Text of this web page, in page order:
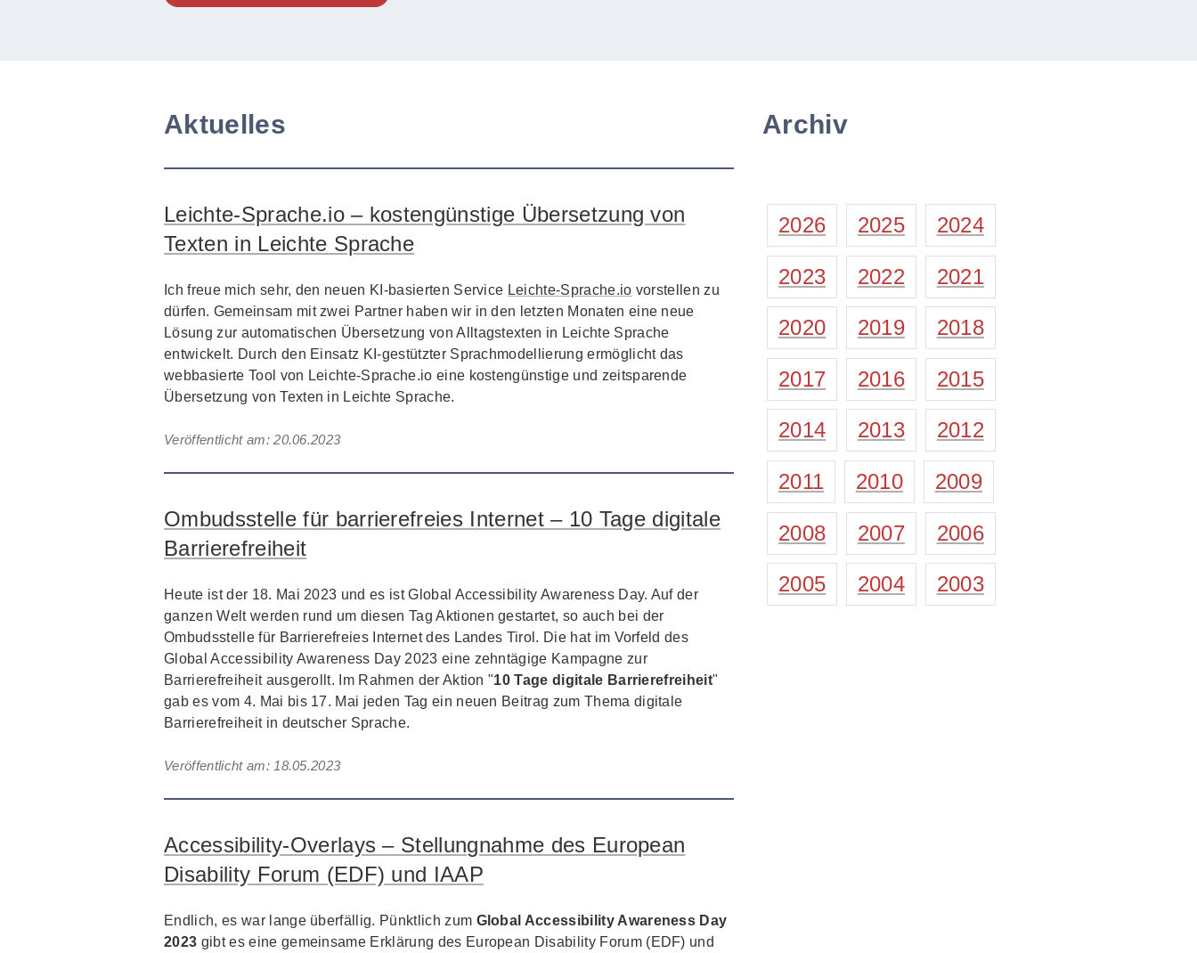
Aktuelles
Leichte-Sprache.io – kostengünstige Übersetzung von
Texten in Leichte Sprache
Ich freue mich sehr, den neuen KI-basierten Service Leichte-Sprache.io vorstellen zu
dürfen. Gemeinsam mit zwei Partner haben wir in den letzten Monaten eine neue
Lösung zur automatischen Übersetzung von Alltagstexten in Leichte Sprache
entwickelt. Durch den Einsatz KI-gestützter Sprachmodellierung ermöglicht das
webbasierte Tool von Leichte-Sprache.io eine kostengünstige und zeitsparende
Übersetzung von Texten in Leichte Sprache.
Veröffentlicht am:20.06.2023
Ombudsstelle für barrierefreies Internet – 10 Tage digitale
Barrierefreiheit
Heute ist der 18. Mai 2023 und es ist Global Accessibility Awareness Day. Auf der
ganzen Welt werden rund um diesen Tag Aktionen gestartet, so auch bei der
Ombudsstelle für Barrierefreies Internet des Landes Tirol. Die hat im Vorfeld des
Global Accessibility Awareness Day 2023 eine zehntägige Kampagne zur
Barrierefreiheit ausgerollt. Im Rahmen der Aktion "10 Tage digitale Barrierefreiheit"
gab es vom 4. Mai bis 17. Mai jeden Tag ein neuen Beitrag zum Thema digitale
Barrierefreiheit in deutscher Sprache.
Veröffentlicht am: 18.05.2023
Accessibility-Overlays – Stellungnahme des European
Disability Forum (EDF) und IAAP
Endlich, es war lange überfällig. Pünktlich zum Global Accessibility Awareness Day
2023 gibt es eine gemeinsame Erklärung des European Disability Forum (EDF) und
Archiv
2026 2025 2024
2023 2022 2021
2020 2019 2018
2017 2016 2015
2014 2013 2012
2011 2010 2009
2008 2007 2006
2005 2004 2003